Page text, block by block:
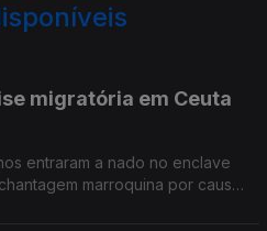
migratória em Ceuta
entraram a nado no enclave
marroquina por causa